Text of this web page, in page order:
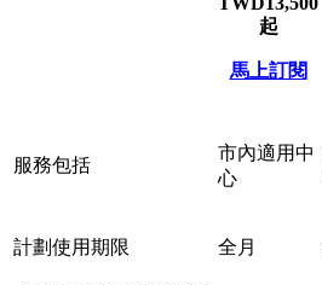
起
馬上訂閱
服務包括
市內適用中
心
計劃使用期限 全月